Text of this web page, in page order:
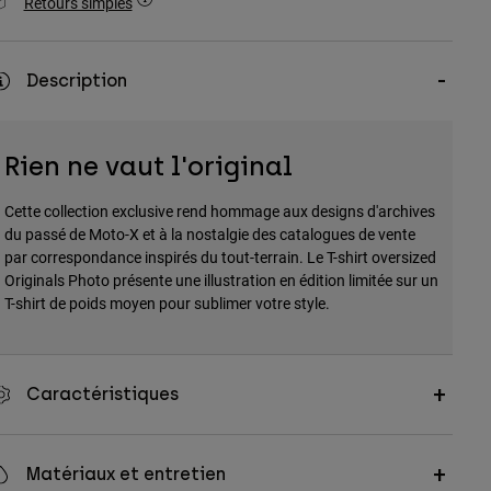
Description
Rien ne vaut l'original
Cette collection exclusive rend hommage aux designs d'archives
du passé de Moto-X et à la nostalgie des catalogues de vente
par correspondance inspirés du tout-terrain. Le T-shirt oversized
Originals Photo présente une illustration en édition limitée sur un
T-shirt de poids moyen pour sublimer votre style.
Caractéristiques
Matériaux et entretien